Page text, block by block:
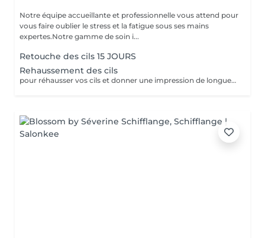
Notre équipe accueillante et professionnelle vous attend pour
vous faire oublier le stress et la fatigue sous ses mains
expertes.Notre gamme de soin i...
Retouche des cils 15 JOURS
Rehaussement des cils
pour réhausser vos cils et donner une impression de longueur(alternative aux extensions)